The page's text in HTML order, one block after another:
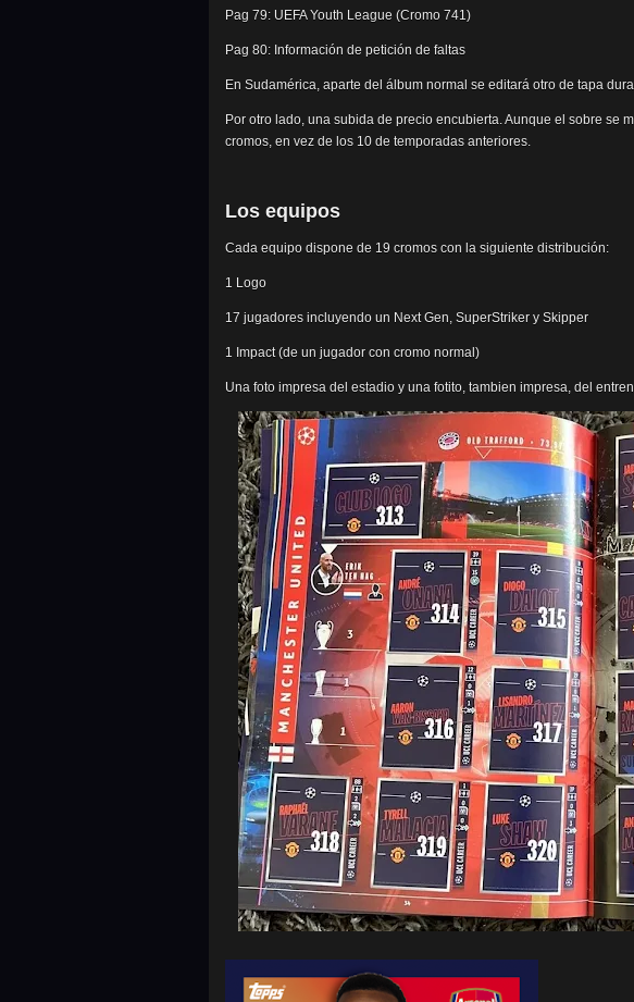
Pag 79: UEFA Youth League (Cromo 741)
Pag 80: Información de petición de faltas
En Sudamérica, aparte del álbum normal se editará otro de tapa
Por otro lado, una subida de precio encubierta. Aunque el sobre se
cromos, en vez de los 10 de temporadas anteriores.
Los equipos
Cada equipo dispone de 19 cromos con la siguiente distribución:
1 Logo
17 jugadores incluyendo un Next Gen, SuperStriker y Skipper
1 Impact (de un jugador con cromo normal)
Una foto impresa del estadio y una fotito, tambien impresa, del